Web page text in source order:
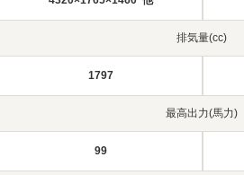
排気量(cc)
1797
最高出力(馬力)
99